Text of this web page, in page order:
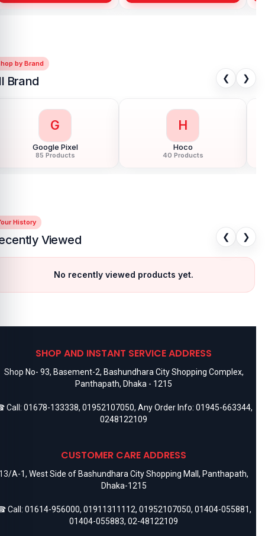
by Brand
Brand ❮ ❯
G
Google Pixel
85 Products
H
Hoco
40 Products
History
Viewed ❮ ❯
No recently viewed products yet.
SHOP AND INSTANT SERVICE ADDRESS
Shop No- 93, Basement-2, Bashundhara City Shopping Complex,
Panthapath, Dhaka - 1215
Call: 01678-133338, 01952107050, Any Order Info: 01945-663344,
0248122109
CUSTOMER CARE ADDRESS
A-1, West Side of Bashundhara City Shopping Mall, Panthapath,
Dhaka-1215
Call: 01614-956000, 01911311112, 01952107050, 01404-055881,
01404-055883, 02-48122109